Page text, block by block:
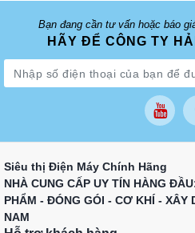
Bạn đang cần tư vấn hoặc báo
HÃY ĐỂ CÔNG TY
Siêu thị Điện Máy Chính Hãng
NHÀ CUNG CẤP UY TÍN HÀNG
PHẨM - ĐÓNG GÓI - CƠ KHÍ - XÂY
NAM